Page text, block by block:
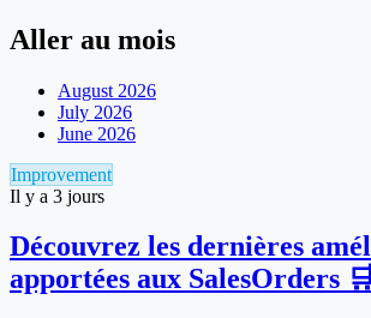
Aller au mois
August 2026
July 2026
June 2026
Improvement
Il y a 3 jours
Découvrez les dernières
apportées aux SalesOrders 🛒